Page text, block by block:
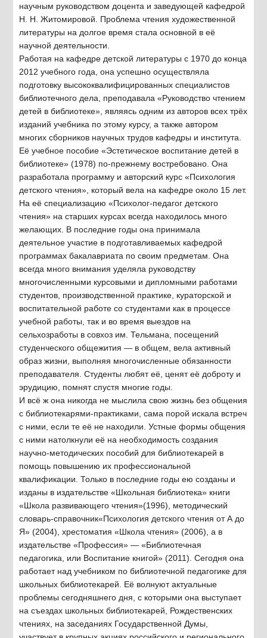
научным руководством доцента и заведующей кафедрой
Н. Н. Житомировой. Проблема чтения художественной
литературы на долгое время стала основной в её
научной деятельности.
Работая на кафедре детской литературы с 1970 до конца
2012 учебного года, она успешно осуществляла
подготовку высококвалифицированных специалистов
библиотечного дела, преподавала «Руководство чтением
детей в библиотеке», являясь одним из авторов всех трёх
изданий учебника по этому курсу, а также автором
многих сборников научных трудов кафедры и института.
Её учебное пособие «Эстетическое воспитание детей в
библиотеке» (1978) по-прежнему востребовано. Она
разработала программу и авторский курс «Психология
детского чтения», который вела на кафедре около 15 лет.
На её специализацию «Психолог-педагог детского
чтения» на старших курсах всегда находилось много
желающих. В последние годы она принимала
деятельное участие в подготавливаемых кафедрой
программах бакалавриата по своим предметам. Она
всегда много внимания уделяла руководству
многочисленными курсовыми и дипломными работами
студентов, производственной практике, кураторской и
воспитательной работе со студентами как в процессе
учебной работы, так и во время выездов на
сельхозработы в совхоз им. Тельмана, посещений
студенческого общежития — в общем, вела активный
образ жизни, выполняя многочисленные обязанности
преподавателя. Студенты любят её, ценят её доброту и
эрудицию, помнят спустя многие годы.
И всё ж она никогда не мыслила свою жизнь без общения
с библиотекарями-практиками, сама порой искала встреч
с ними, если те её не находили. Устные формы общения
с ними натолкнули её на необходимость создания
научно-методических пособий для библиотекарей в
помощь повышению их профессиональной
квалификации. Только в последние годы ею созданы и
изданы в издательстве «Школьная библиотека» книги
«Школа развивающего чтения»(1996), методический
словарь-справочник«Психология детского чтения от А до
Я» (2004), хрестоматия «Школа чтения» (2006), а в
издательстве «Профессия» — «Библиотечная
педагогика, или Воспитание книгой» (2011). Сегодня она
работает над учебником по библиотечной педагогике для
школьных библиотекарей. Её волнуют актуальные
проблемы сегодняшнего дня, с которыми она выступает
на съездах школьных библиотекарей, Рождественских
чтениях, на заседаниях Государственной Думы,